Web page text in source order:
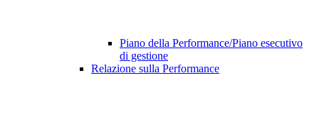
Piano della Performance/Piano esecutivo
di gestione
Relazione sulla Performance